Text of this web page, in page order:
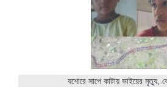
যশোরে সাপে কাটায় ভাইয়ের মৃত্যু,